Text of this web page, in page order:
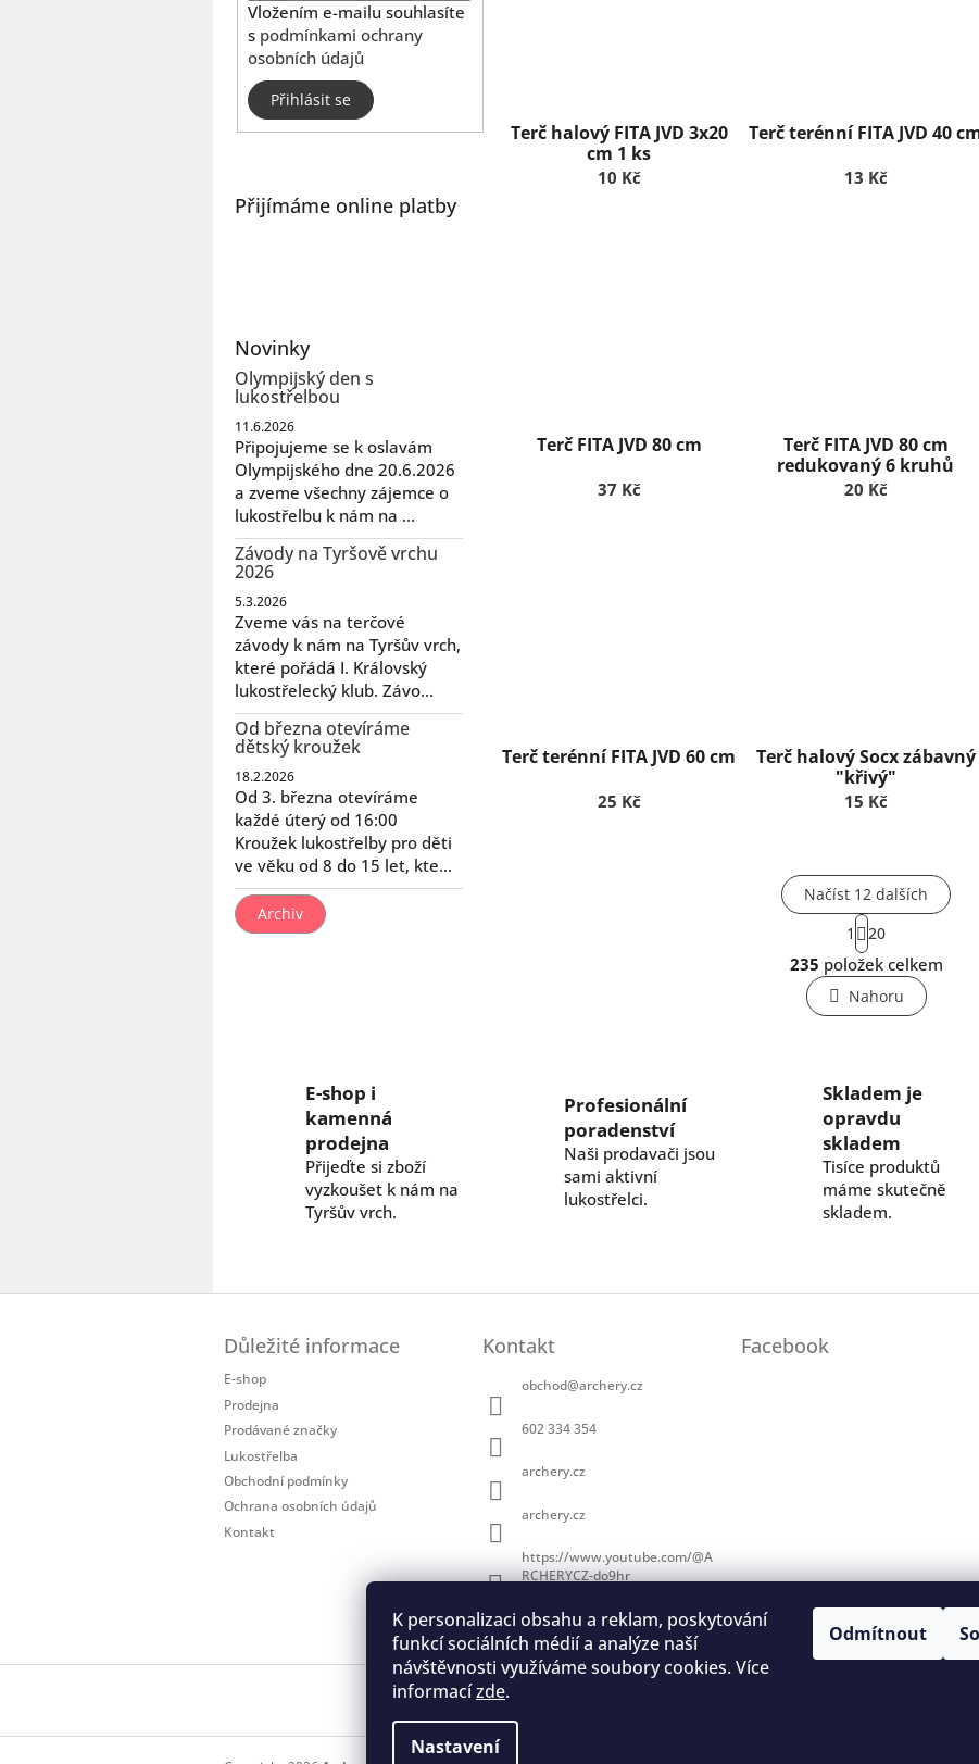
K personalizaci obsahu a reklam, poskytování
funkcí sociálních médií a analýze naší
návštěvnosti využíváme soubory cookies. Více
informacízde.
Nastavení
Odmítnout
Vložením e-mailu souhlasíte
s podmínkami ochrany
osobních údajů
Přihlásit se
Přijímáme online platby
Novinky
Olympijský den s
lukostřelbou
11.6.2026
Připojujeme se k oslavám
Olympijského dne 20.6.2026
a zveme všechny zájemce o
lukostřelbu k nám na ...
Závody na Tyršově vrchu
2026
5.3.2026
Zveme vás na terčové
závody k nám na Tyršův vrch,
které pořádá I. Královský
lukostřelecký klub. Závo...
Od března otevíráme
dětský kroužek
18.2.2026
Od 3. března otevíráme
každé úterý od 16:00
Kroužek lukostřelby pro děti
ve věku od 8 do 15 let, kte...
Archiv
Terč halový FITA JVD 3x20
cm 1 ks
10 Kč
Terč terénní FITA JVD 40
13 Kč
Terč FITA JVD 80 cm
37 Kč
Terč FITA JVD 80 cm
redukovaný 6 kruhů
20 Kč
Terč terénní FITA JVD 60 cm
25 Kč
Terč halový Socx zábavný
"křivý"
15 Kč
O
v
l
á
í
p
r
v
k
y
v
Načíst 12 dalších
S
t
r
á
n
k
n
í
1 20
235 položek celkem
Nahoru
E-shop i
kamenná
prodejna
Přijeďte si zboží
vyzkoušet k nám na
Tyršův vrch.
Profesionální
poradenství
Naši prodavači jsou
sami aktivní
lukostřelci.
Skladem je
opravdu
skladem
Tisíce produktů
máme skutečně
skladem.
Důležité informace
E-shop
Prodejna
Prodávané značky
Lukostřelba
Obchodní podmínky
Ochrana osobních údajů
Kontakt
Kontakt
obchod@archery.cz
602 334 354
archery.cz
archery.cz
https://www.youtube.com/@A
RCHERYCZ-do9hr
Facebook
Registrace na lukostřelbu